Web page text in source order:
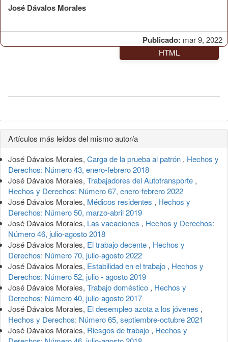
Publicado: mar 9, 2022
José Dávalos Morales
HTML
Detalles
del
artículo
Artículos más leídos del mismo autor/a
José Dávalos Morales, Carga de la prueba al patrón , Hechos y
Derechos: Número 43, enero-febrero 2018
José Dávalos Morales, Trabajadores del Autotransporte ,
Hechos y Derechos: Número 67, enero-febrero 2022
José Dávalos Morales, Médicos residentes , Hechos y
Derechos: Número 50, marzo-abril 2019
José Dávalos Morales, Las vacaciones , Hechos y Derechos:
Número 46, julio-agosto 2018
José Dávalos Morales, El trabajo decente , Hechos y
Derechos: Número 70, julio-agosto 2022
José Dávalos Morales, Estabilidad en el trabajo , Hechos y
Derechos: Número 52, julio - agosto 2019
José Dávalos Morales, Trabajo doméstico , Hechos y
Derechos: Número 40, julio-agosto 2017
José Dávalos Morales, El desempleo azota a los jóvenes ,
Hechos y Derechos: Número 65, septiembre-octubre 2021
José Dávalos Morales, Riesgos de trabajo , Hechos y